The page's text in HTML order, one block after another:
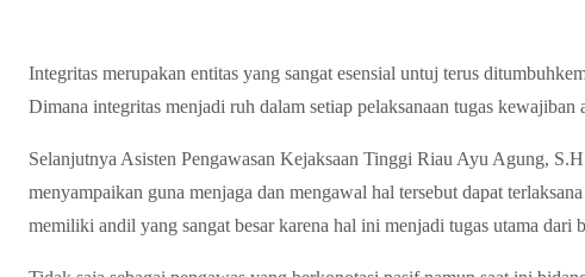
Integritas merupakan entitas yang sangat esensial untuj terus
Dimana integritas menjadi ruh dalam setiap pelaksanaan tugas kewajiban
Selanjutnya Asisten Pengawasan Kejaksaan Tinggi Riau Ayu Agung,
menyampaikan guna menjaga dan mengawal hal tersebut dapat
memiliki andil yang sangat besar karena hal ini menjadi tugas utama dari